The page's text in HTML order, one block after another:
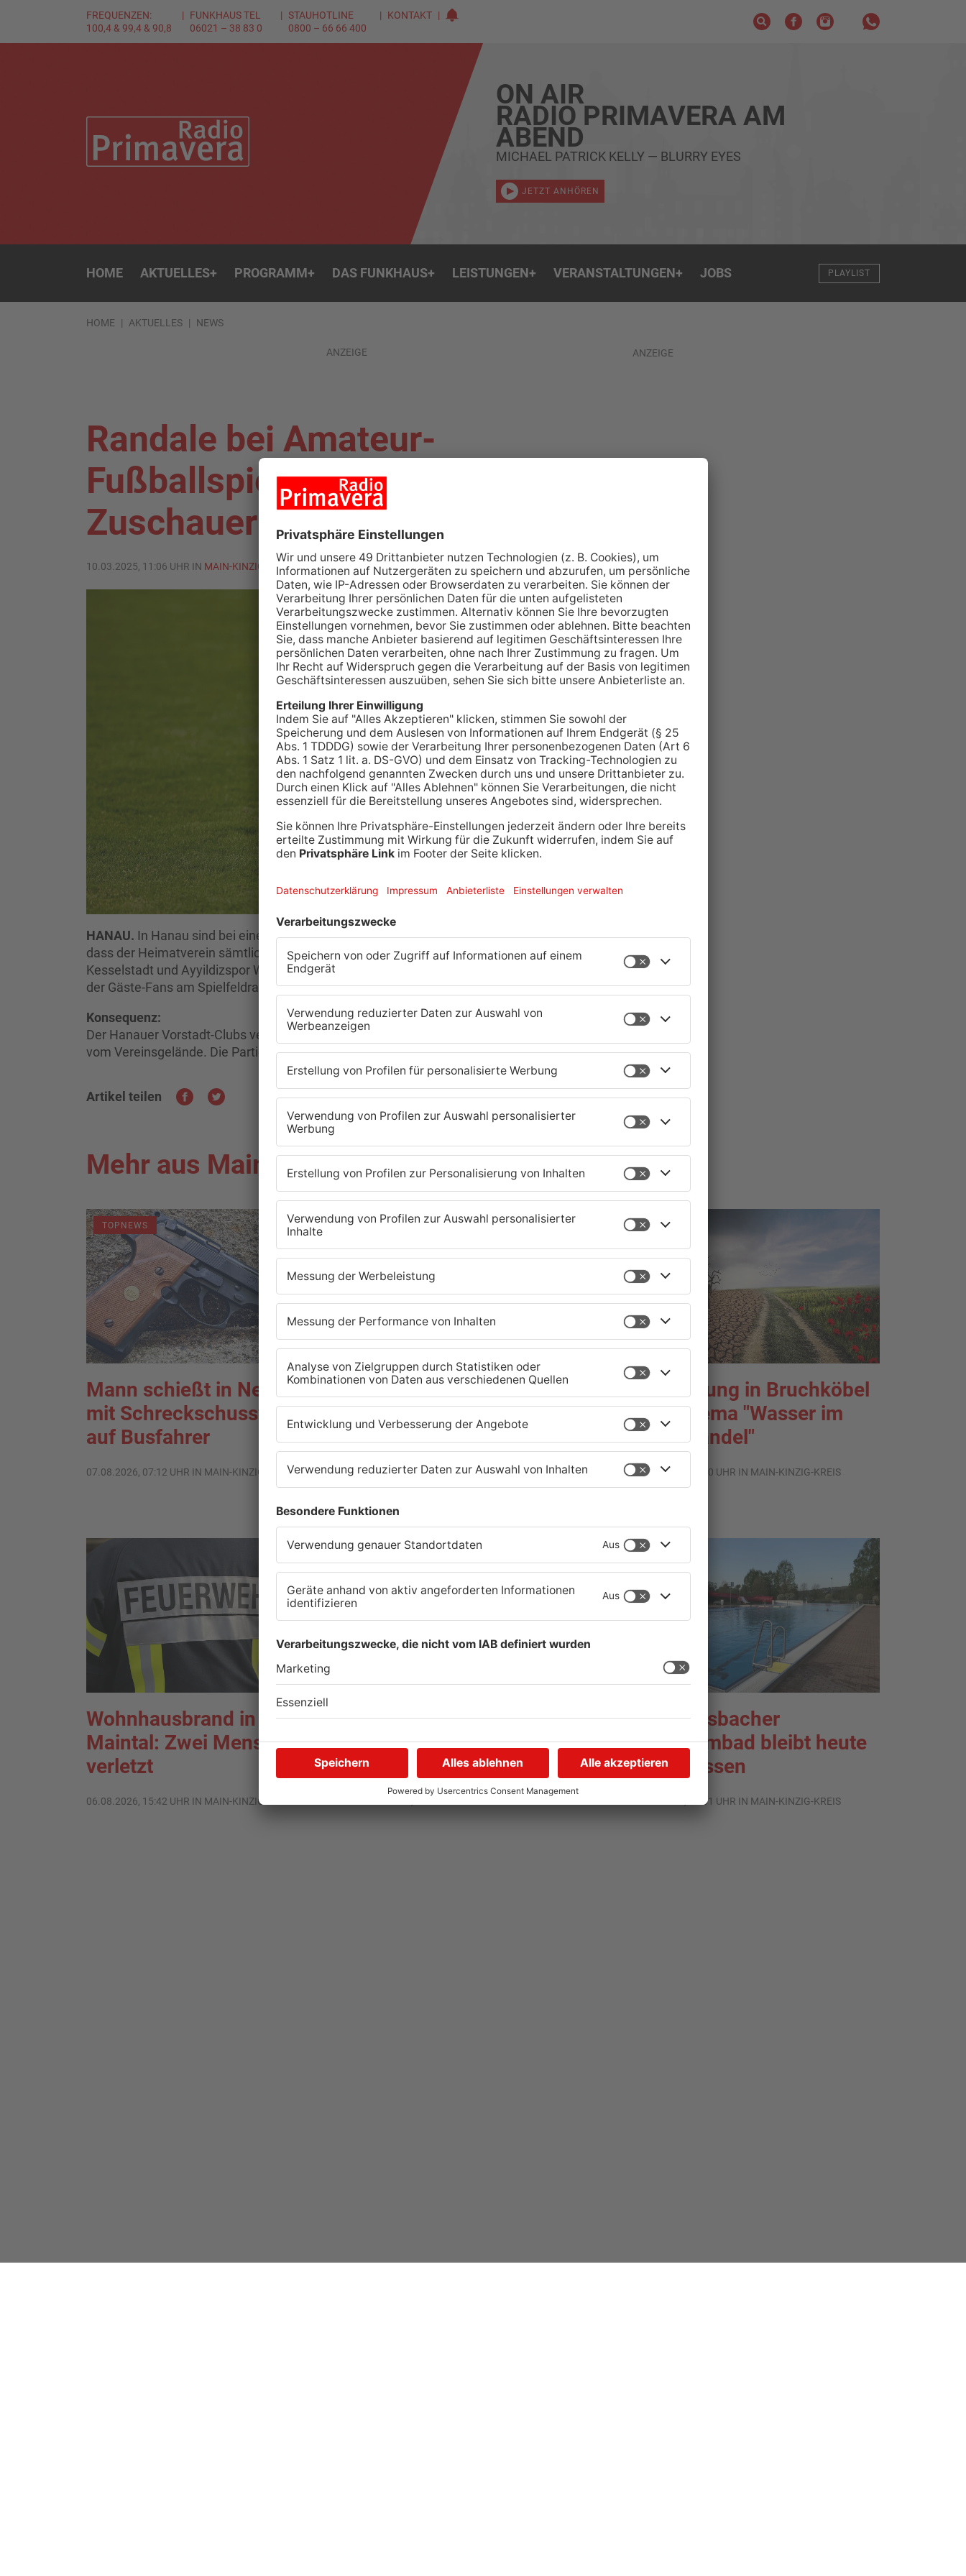
FREQUENZEN:
100,4 & 99,4 & 90,8
FUNKHAUS TEL
06021 – 38 83 0
STAUHOTLINE
0800 – 66 66 400
KONTAKT
ON AIR
RADIO PRIMAVERA AM
ABEND
MICHAEL PATRICK KELLY — BLURRY EYES
JETZT ANHÖREN
HOME AKTUELLES+ PROGRAMM+ DAS FUNKHAUS+ LEISTUNGEN+ VERANSTALTUNGEN+ JOBS PLAYLIST
HOME AKTUELLES NEWS
ANZEIGE
Randale bei Amateur-
Fußballspiel in Hanau – Alle
Zuschauer verbannt
10.03.2025, 11:06 UHR IN MAIN-KINZIG-KREIS
HANAU. In Hanau sind bei einem Amateur-Fußballspiel die Emotionen derart hochgekocht,
dass der Heimatverein sämtliche Zuschauer rauswarf. Beim Gruppenliga-Spiel zwischen
Kesselstadt und Ayyildizspor Wächtersbach sorgte ein Elfmeterpfiff für wütende Proteste
der Gäste-Fans am Spielfeldrand.
Konsequenz:
Der Hanauer Vorstadt-Clubs verbannte auf Anweisung des Schiedsrichters alle Zuschauer
vom Vereinsgelände. Die Partie wurde danach als Geisterspiel fortgesetzt.
Artikel teilen
ANZEIGE
Mehr aus Main-Kinzig-Kreis
TOPNEWS
Mann schießt in Neuberg
mit Schreckschusswaffe
auf Busfahrer
07.08.2026, 07:12 UHR IN MAIN-KINZIG-KREIS
Schwerer Unfall zwischen
Langenselbolder Dreieck
und Hanauer Kreuz
07.08.2026, 07:07 UHR IN MAIN-KINZIG-KREIS
Ausstellung in Bruchköbel
zum Thema "Wasser im
Klimawandel"
07.08.2026, 05:00 UHR IN MAIN-KINZIG-KREIS
Wohnhausbrand in
Maintal: Zwei Menschen
verletzt
06.08.2026, 15:42 UHR IN MAIN-KINZIG-KREIS
Gute Nachrichten für
Pendler im Main-Kinzig-
Kreis und in Hanau
Wächtersbacher
Schwimmbad bleibt heute
geschlossen
05.08.2026, 07:31 UHR IN MAIN-KINZIG-KREIS